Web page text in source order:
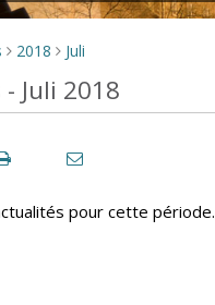
> 2018 > Juli
Juli 2018
pour cette période.